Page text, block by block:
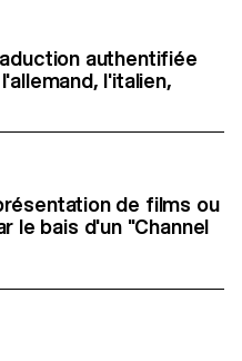
authentifiée
l'italien,
de films ou
le bais d'un "Channel